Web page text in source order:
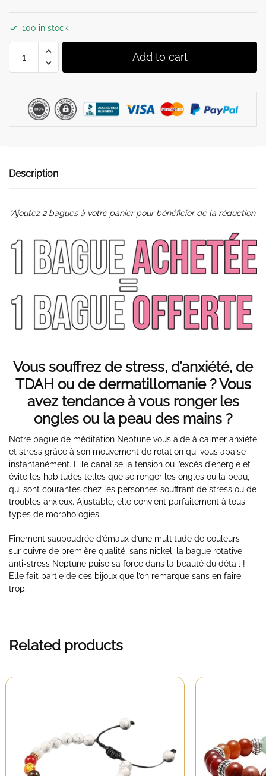
was:
53,90 $.31,90 $.
100 in stock
Stress
Add to cart
Description
*Ajoutez 2 bagues à votre panier pour bénéficier de la réduction.
Vous souffrez de stress, d’anxiété, de
TDAH ou de dermatillomanie ? Vous
avez tendance à vous ronger les
ongles ou la peau des mains ?
Notre bague de méditation Neptune vous aide à calmer anxiété
et stress grâce à son mouvement de rotation qui vous apaise
instantanément. Elle canalise la tension ou l’excès d’énergie et
évite les habitudes telles que se ronger les ongles ou la peau,
qui sont courantes chez les personnes souffrant de stress ou de
troubles anxieux. Ajustable, elle convient parfaitement à tous
types de morphologies.
Finement saupoudrée d’émaux d’une multitude de couleurs
sur cuivre de première qualité, sans nickel, la bague rotative
anti-stress Neptune puise sa force dans la beauté du détail !
Elle fait partie de ces bijoux que l’on remarque sans en faire
trop.
Related products